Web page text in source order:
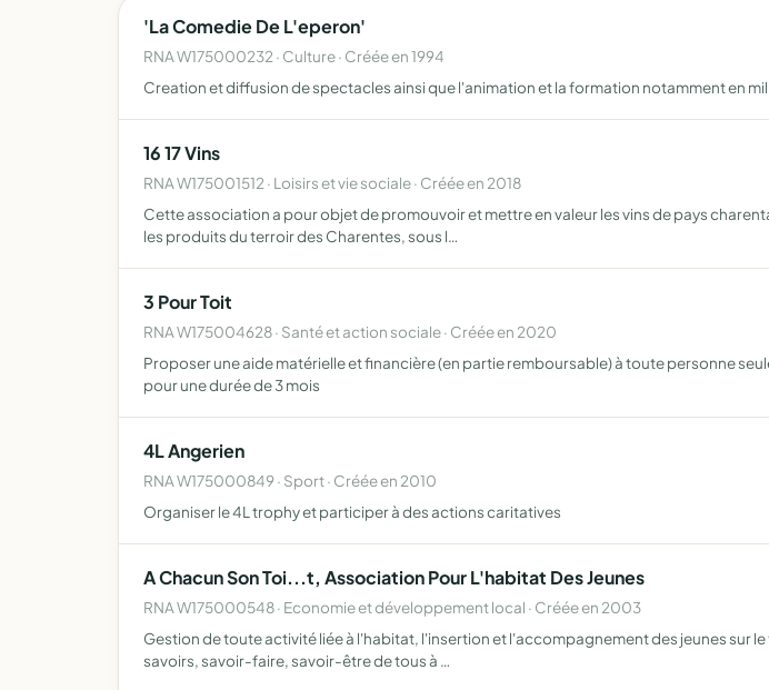
'La Comedie De L'eperon'
RNA W175000232 · Culture · Créée en 1994
Creation et diffusion de spectacles ainsi que l'animation et la formation notamment en
16 17 Vins
RNA W175001512 · Loisirs et vie sociale · Créée en 2018
Cette association a pour objet de promouvoir et mettre en valeur les vins de pays
les produits du terroir des Charentes, sous l…
3 Pour Toit
RNA W175004628 · Santé et action sociale · Créée en 2020
Proposer une aide matérielle et financière (en partie remboursable) à toute personne
pour une durée de 3 mois
4L Angerien
RNA W175000849 · Sport · Créée en 2010
Organiser le 4L trophy et participer à des actions caritatives
A Chacun Son Toi...t, Association Pour L'habitat Des Jeunes
RNA W175000548 · Economie et développement local · Créée en 2003
Gestion de toute activité liée à l'habitat, l'insertion et l'accompagnement des jeunes sur
savoirs, savoir-faire, savoir-être de tous à …